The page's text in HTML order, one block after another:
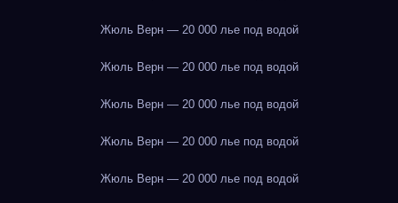
Жюль Верн — 20 000 лье под водой
Жюль Верн — 20 000 лье под водой
Жюль Верн — 20 000 лье под водой
Жюль Верн — 20 000 лье под водой
Жюль Верн — 20 000 лье под водой